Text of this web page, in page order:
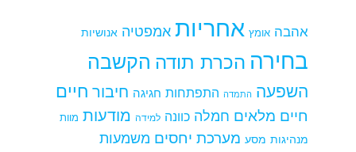
אהבה אומץ אחריות אמפטיה אנושיות
בחירה הכרת תודה הקשבה
השפעה התמדה התפתחות חגיגה חיבור חיים
חיים מלאים חמלה כוונה למידה מודעות מוות
מנהיגות מסע מערכת יחסים משמעות